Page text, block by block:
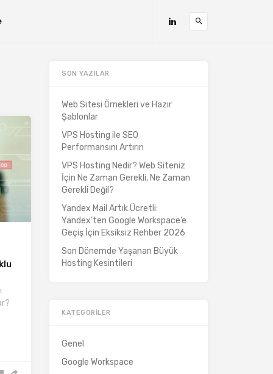
SON YAZILAR
Web Sitesi Örnekleri ve Hazır
Şablonlar
VPS Hosting ile SEO
Performansını Artırın
VPS Hosting Nedir? Web Siteniz
İçin Ne Zaman Gerekli, Ne Zaman
Gerekli Değil?
Yandex Mail Artık Ücretli:
Yandex’ten Google Workspace’e
Geçiş İçin Eksiksiz Rehber 2026
Son Dönemde Yaşanan Büyük
Hosting Kesintileri
KATEGORILER
Genel
Google Workspace